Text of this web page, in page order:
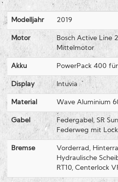
Modelljahr 2019
Motor
Bosch Active Line
Mittelmotor
Akku PowerPack 400
Display Intuvia
Material Wave Aluminium
Gabel
Federgabel, SR
Federweg mit
Bremse
Vorderrad,
Hydraulische
RT10, Centerlock